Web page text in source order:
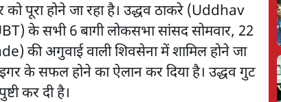
पूरा होने जा रहा है। उद्धव ठाकरे (Uddhav
के सभी 6 बागी लोकसभा सांसद सोमवार, 22
की अगुवाई वाली शिवसेना में शामिल होने जा
के सफल होने का ऐलान कर दिया है। उद्धव गुट
कर दी है।